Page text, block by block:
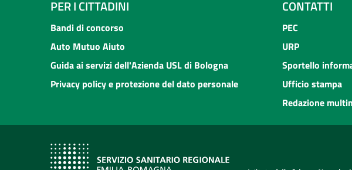
PER I CITTADINI
Bandi di concorso
Auto Mutuo Aiuto
Guida ai servizi dell'Azienda USL di Bologna
Privacy policy e protezione del dato personale
CONTATTI
PEC
URP
Sportello
Ufficio stampa
Redazione